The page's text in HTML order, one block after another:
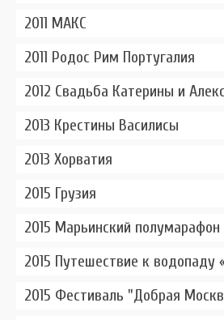
2011 МАКС
2011 Родос Рим Португалия
2012 Свадьба Катерины и
2013 Крестины Василисы
2013 Хорватия
2015 Грузия
2015 Марьинский полумарафон
2015 Путешествие к
2015 Фестиваль "Добрая